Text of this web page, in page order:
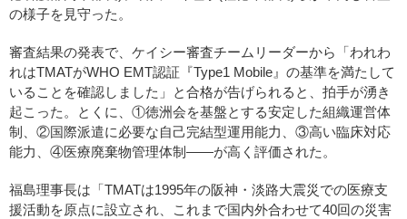
の様子を見守った。
審査結果の発表で、ケイシー審査チームリーダーから「われわ
れはTMATがWHO EMT認証『Type1 Mobile』の基準を満たして
いることを確認しました」と合格が告げられると、拍手が湧き
起こった。とくに、①徳洲会を基盤とする安定した組織運営体
制、②国際派遣に必要な自己完結型運用能力、③高い臨床対応
能力、④医療廃棄物管理体制――が高く評価された。
福島理事長は「TMATは1995年の阪神・淡路大震災での医療支
援活動を原点に設立され、これまで国内外合わせて40回の災害